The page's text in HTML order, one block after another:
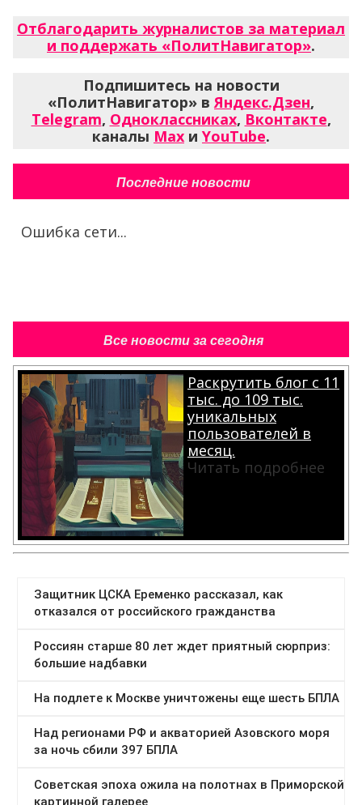
Отблагодарить журналистов за материал
и поддержать «ПолитНавигатор».
Подпишитесь на новости
«ПолитНавигатор» в Яндекс.Дзен,
Telegram, Одноклассниках, Вконтакте,
каналы Max и YouTube.
Последние новости
Ошибка сети...
Все новости за сегодня
Раскрутить блог с 11
тыс. до 109 тыс.
уникальных
пользователей в
месяц.
Читать подробнее